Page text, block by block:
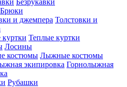
Безрукавки
Брюки
Толстовки и
Теплые куртки
Лосины
Лыжные костюмы
Горнолыжная
Рубашки